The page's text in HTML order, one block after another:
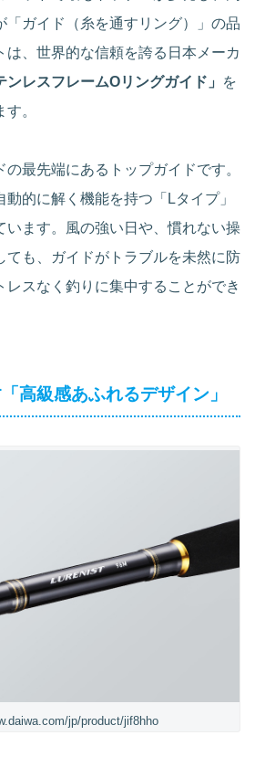
「ガイド（糸を通すリング）」の品
は、世界的な信頼を誇る日本メーカ
ンレスフレームOリングガイド」
を
。
最先端にあるトップガイドです。
的に解く機能を持つ「Lタイプ」
います。風の強い日や、慣れない操
ても、ガイドがトラブルを未然に防
レスなく釣りに集中することができ
高級感あふれるデザイン」
jp/product/jif8hho